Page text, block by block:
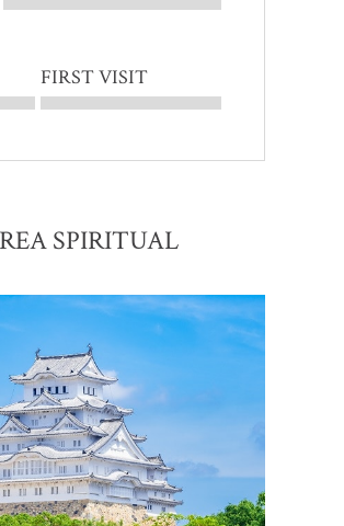
FIRST VISIT
SPIRITUAL